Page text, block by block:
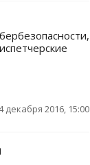
декабря 2016, 15:00